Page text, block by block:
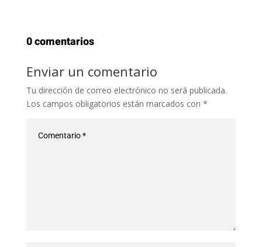
0 comentarios
Enviar un comentario
Tu dirección de correo electrónico no será publicada.
Los campos obligatorios están marcados con *